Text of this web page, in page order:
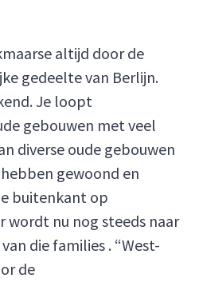
altijd door de
gedeelte van Berlijn.
Je loopt
gebouwen met veel
diverse oude gebouwen
gewoond en
buitenkant op
wordt nu nog steeds naar
die families . “West-
de